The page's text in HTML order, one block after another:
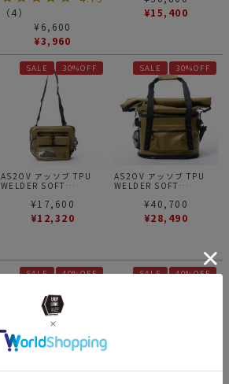
（4）
¥ 6,600
¥3,960
¥15,400
SALE 30%OFF
AS2OV アッソブ TPU
WELDER SOFT
420D TPU WELDER
SERIES
¥17,600
¥12,320
SALE 30%OFF
AS2OV アッソブ TPU
WELDER SOFT
トクーラーバッグ 420D
TPU WELDER SERIES
¥40,700
¥28,490
SALE 40%OFF SALE 40%OFF